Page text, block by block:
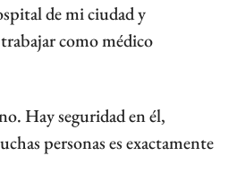
de mi ciudad y
como médico
Hay seguridad en él,
personas es exactamente